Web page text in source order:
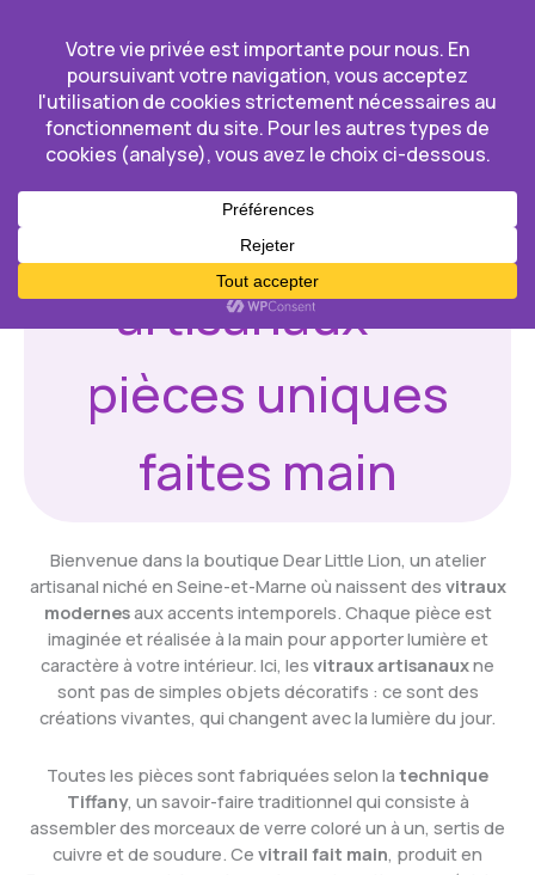
Dear Little Lion
Accueil/ Boutique
Vitraux modernes &
artisanaux —
pièces uniques
faites main
Bienvenue dans la boutique Dear Little Lion, un atelier
artisanal niché en Seine-et-Marne où naissent des vitraux
modernesaux accents intemporels. Chaque pièce est
imaginée et réalisée à la main pour apporter lumière et
caractère à votre intérieur. Ici, les vitraux artisanauxne
sont pas de simples objets décoratifs : ce sont des
créations vivantes, qui changent avec la lumière du jour.
Toutes les pièces sont fabriquées selon la technique
Tiffany, un savoir-faire traditionnel qui consiste à
assembler des morceaux de verre coloré un à un, sertis de
cuivre et de soudure. Ce vitrail fait main, produit en